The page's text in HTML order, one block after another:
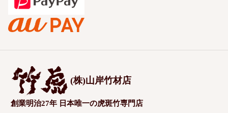
(株)山岸竹材店
創業明治27年 日本唯一の虎斑竹専門店